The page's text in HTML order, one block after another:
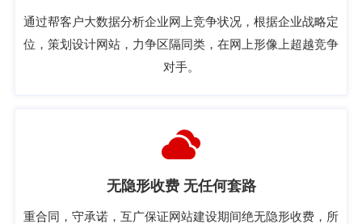
通过帮客户大数据分析企业网上竞争状况，根据企业战略定
位，策划设计网站，力争区隔同类，在网上形像上超越竞争
对手。
无隐形收费 无任何套路
重合同，守承诺，互广保证网站建设期间绝无隐形收费，所